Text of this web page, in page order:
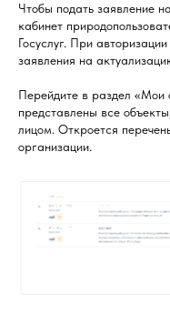
Чтобы подать заявление
кабинет
Госуслуг. При
заявления на
Перейдите в раздел «Мои
представлены все
лицом. Откроется
организации.